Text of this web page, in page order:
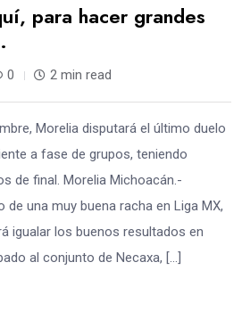
para hacer grandes
0 2 min read
Morelia disputará el último duelo
a fase de grupos, teniendo
de final. Morelia Michoacán.-
de una muy buena racha en Liga MX,
igualar los buenos resultados en
al conjunto de Necaxa, […]